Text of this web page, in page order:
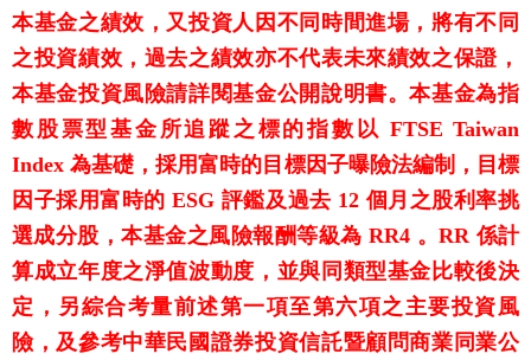
本基金之績效，又投資人因不同時間進場，將有不同
之投資績效，過去之績效亦不代表未來績效之保證，
本基金投資風險請詳閱基金公開說明書。本基金為指
數股票型基金所追蹤之標的指數以 FTSE Taiwan
Index 為基礎，採用富時的目標因子曝險法編制，目標
因子採用富時的 ESG 評鑑及過去 12 個月之股利率挑
選成分股，本基金之風險報酬等級為 RR4 。RR 係計
算成立年度之淨值波動度，並與同類型基金比較後決
定，另綜合考量前述第一項至第六項之主要投資風
險，及參考中華民國證券投資信託暨顧問商業同業公